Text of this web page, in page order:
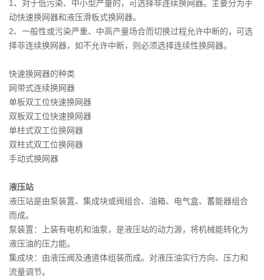
1、对于低污染、中小型产量的，可选择非连续换网器。主要分为手
动快速换网器和液压滑板式换网器。
2、一般性或污染严重、中高产量场合而切换过程允许中断的，可选
择非连续换网器，如不允许中断，则必须选择连续性换网器。
快速换网器的种类
网带式连续换网器
单板双工位快速换网器
双板双工位快速换网器
单柱式双工位换网器
双柱式双工位换网器
手动式换网器
液压站
液压站是由泵装置、集成块或阀组合、油箱、电气盒、蓄能器组合
而成。
泵装置：上装有电机和油泵，是液压站的动力源，将机械能转化为
液压油的压力能。
集成块：由液压阀及通道体组装而成。对液压油实行方向、压力和
流量调节。